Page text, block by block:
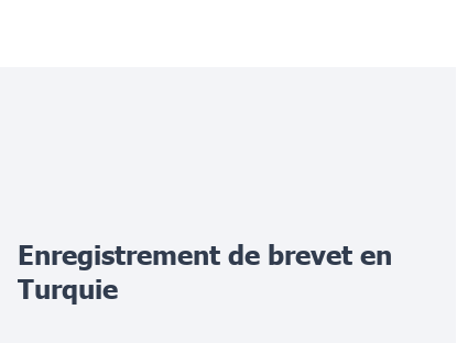
Enregistrement de brevet en
Turquie